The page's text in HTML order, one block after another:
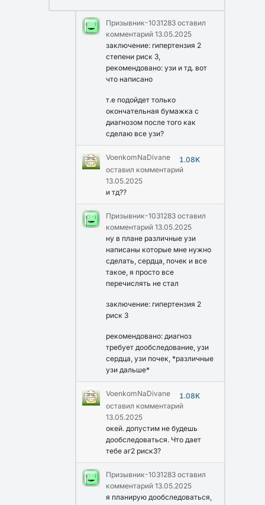
Призывник-1031283 оставил
комментарий 13.05.2025
заключение: гипертензия 2
степени риск 3,
рекомендовано: узи и тд. вот
что написано
т.е подойдет только
окончательная бумажка с
диагнозом после того как
сделаю все узи?
VoenkomNaDivane
1.08K
оставил комментарий
13.05.2025
и тд??
Призывник-1031283 оставил
комментарий 13.05.2025
ну в плане различные узи
написаны которые мне нужно
сделать, сердца, почек и все
такое, я просто все
перечислять не стал
заключение: гипертензия 2
риск 3
рекомендовано: диагноз
требует дообследование, узи
сердца, узи почек, *различные
узи дальше*
VoenkomNaDivane
1.08K
оставил комментарий
13.05.2025
окей. допустим не будешь
дообследоваться. Что дает
тебе аг2 риск3?
Призывник-1031283 оставил
комментарий 13.05.2025
я планирую дообследоваться,